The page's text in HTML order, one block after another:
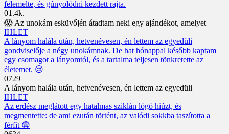
felemelte, és gúnyolódni kezdett rajta.
01.4k.
😱 Az unokám esküvőjén átadtam neki egy ajándékot, amelyet
IHLET
A lányom halála után, hetvenévesen, én lettem az egyedüli
gondviselője a négy unokámnak. De hat hónappal később kaptam
egy csomagot a lányomtól, és a tartalma teljesen tönkretette az
életemet. 😢
0729
A lányom halála után, hetvenévesen, én lettem az egyedüli
IHLET
Az erdész meglátott egy hatalmas sziklán lógó hiúzt, és
megmentette: de ami ezután történt, az valódi sokkba taszította a
férfit 😨